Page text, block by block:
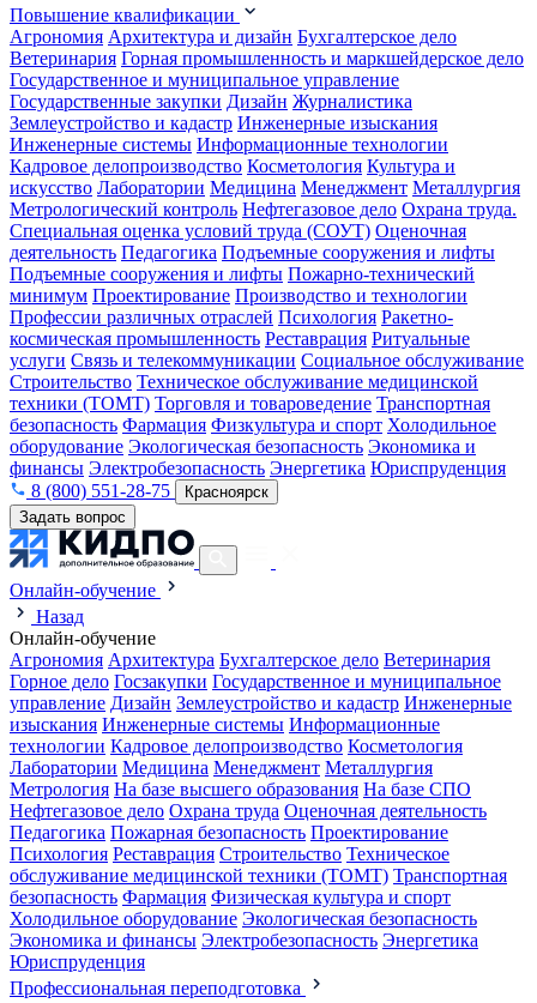
Повышение квалификации
Агрономия Архитектура и дизайн Бухгалтерское дело
Ветеринария Горная промышленность и маркшейдерское дело
Государственное и муниципальное управление
Государственные закупки Дизайн Журналистика
Землеустройство и кадастр Инженерные изыскания
Инженерные системы Информационные технологии
Кадровое делопроизводство Косметология Культура и
искусство Лаборатории Медицина Менеджмент Металлургия
Метрологический контроль Нефтегазовое дело Охрана труда.
Специальная оценка условий труда (СОУТ) Оценочная
деятельность Педагогика Подъемные сооружения и лифты
Подъемные сооружения и лифты Пожарно-технический
минимум Проектирование Производство и технологии
Профессии различных отраслей Психология Ракетно-
космическая промышленность Реставрация Ритуальные
услуги Связь и телекоммуникации Социальное обслуживание
Строительство Техническое обслуживание медицинской
техники (ТОМТ) Торговля и товароведение Транспортная
безопасность Фармация Физкультура и спорт Холодильное
оборудование Экологическая безопасность Экономика и
финансы Электробезопасность Энергетика Юриспруденция
8 (800) 551-28-75
Красноярск
Задать вопрос
Онлайн-обучение
Назад
Онлайн-обучение
Агрономия Архитектура Бухгалтерское дело Ветеринария
Горное дело Госзакупки Государственное и муниципальное
управление Дизайн Землеустройство и кадастр Инженерные
изыскания Инженерные системы Информационные
технологии Кадровое делопроизводство Косметология
Лаборатории Медицина Менеджмент Металлургия
Метрология На базе высшего образования На базе СПО
Нефтегазовое дело Охрана труда Оценочная деятельность
Педагогика Пожарная безопасность Проектирование
Психология Реставрация Строительство Техническое
обслуживание медицинской техники (ТОМТ) Транспортная
безопасность Фармация Физическая культура и спорт
Холодильное оборудование Экологическая безопасность
Экономика и финансы Электробезопасность Энергетика
Юриспруденция
Профессиональная переподготовка